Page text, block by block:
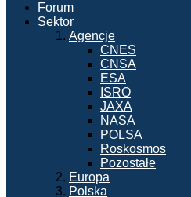
Forum
Sektor
Agencje
CNES
CNSA
ESA
ISRO
JAXA
NASA
POLSA
Roskosmos
Pozostałe
Europa
Polska